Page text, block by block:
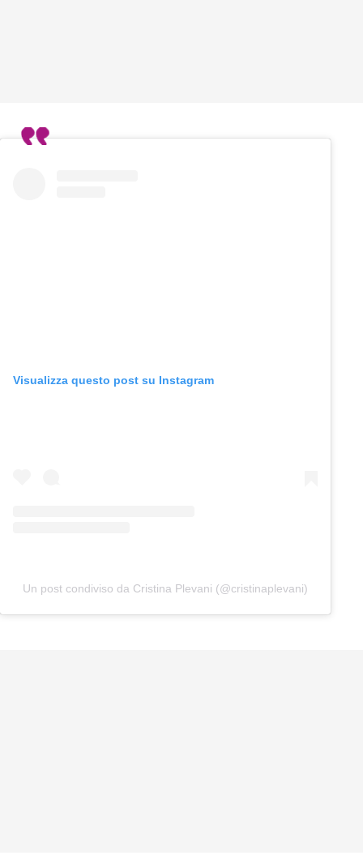
Visualizza questo post su Instagram
Un post condiviso da Cristina Plevani (@cristinaplevani)